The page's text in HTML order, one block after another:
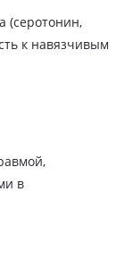
(серотонин,
к навязчивым
в